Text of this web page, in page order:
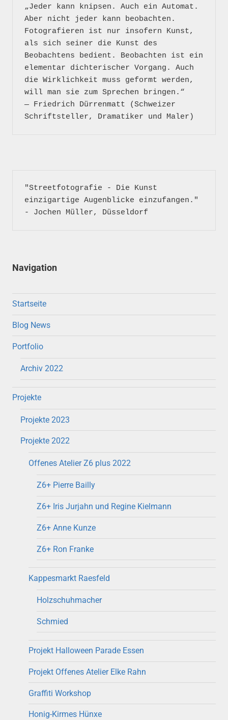
„Jeder kann knipsen. Auch ein Automat.
Aber nicht jeder kann beobachten.
Fotografieren ist nur insofern Kunst,
als sich seiner die Kunst des
Beobachtens bedient. Beobachten ist ein
elementar dichterischer Vorgang. Auch
die Wirklichkeit muss geformt werden,
will man sie zum Sprechen bringen.“
― Friedrich Dürrenmatt (Schweizer
"Streetfotografie - Die Kunst
einzigartige Augenblicke einzufangen."
- Jochen Müller, Düsseldorf
Navigation
Startseite
Blog News
Portfolio
Archiv 2022
Projekte
Projekte 2023
Projekte 2022
Offenes Atelier Z6 plus 2022
Z6+ Pierre Bailly
Z6+ Iris Jurjahn und Regine Kielmann
Z6+ Anne Kunze
Z6+ Ron Franke
Kappesmarkt Raesfeld
Holzschuhmacher
Schmied
Projekt Halloween Parade Essen
Projekt Offenes Atelier Elke Rahn
Graffiti Workshop
Honig-Kirmes Hünxe